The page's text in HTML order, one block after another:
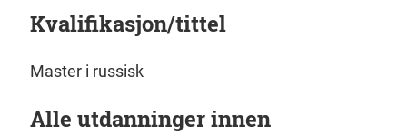
Kvalifikasjon/tittel
Master i russisk
Alle utdanninger innen